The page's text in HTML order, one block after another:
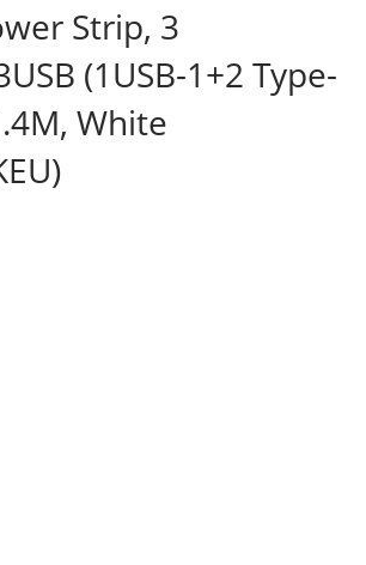
Strip, 3
(1USB-1+2 Type-
White